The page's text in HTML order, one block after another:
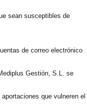
sean susceptibles de
de correo electrónico
Gestión, S.L. se
que vulneren el